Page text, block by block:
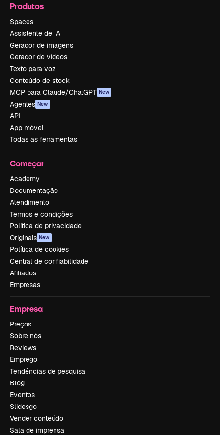
Produtos
Spaces
Assistente de IA
Gerador de imagens
Gerador de vídeos
Texto para voz
Conteúdo de stock
MCP para Claude/ChatGPT New
Agentes New
API
App móvel
Todas as ferramentas
Começar
Academy
Documentação
Atendimento
Termos e condições
Política de privacidade
Originais New
Política de cookies
Central de confiabilidade
Afiliados
Empresas
Empresa
Preços
Sobre nós
Reviews
Emprego
Tendências de pesquisa
Blog
Eventos
Slidesgo
Vender conteúdo
Sala de imprensa